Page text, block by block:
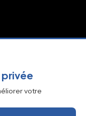
votre